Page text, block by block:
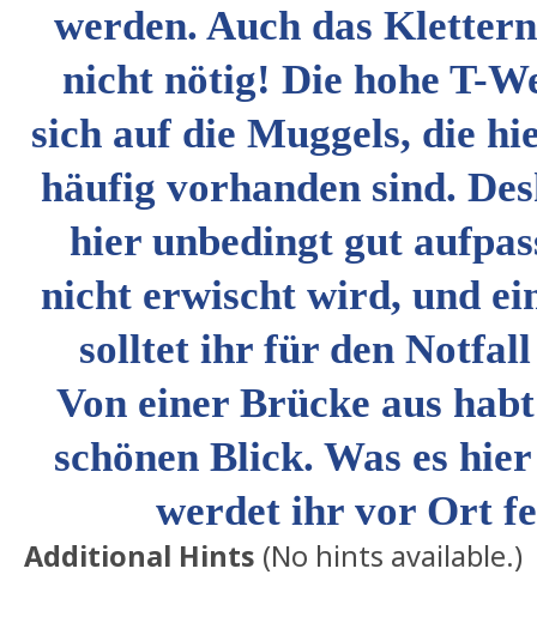
werden. Auch das
nicht nötig! Die hohe T-
sich auf die Muggels, die
häufig vorhanden sind.
hier unbedingt gut
nicht erwischt wird, und
solltet ihr für den
Von einer Brücke aus
schönen Blick. Was es
werdet ihr vor Ort
Additional Hints (No hints available.)